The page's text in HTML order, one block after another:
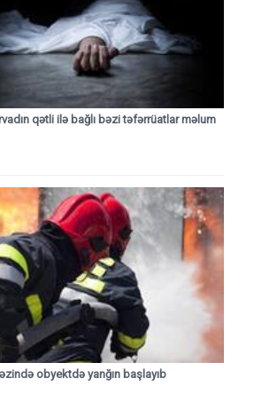
qətli ilə bağlı bəzi təfərrüatlar məlum
obyektdə yanğın başlayıb